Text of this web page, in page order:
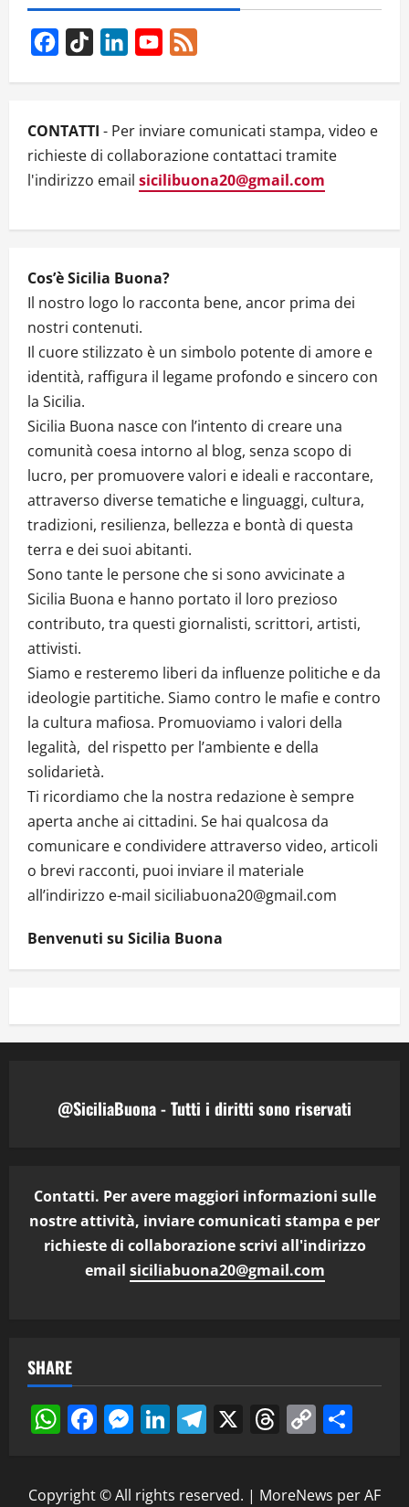
a
o
n
Facebook
TikTok LinkedInYouTube
CONTATTI - Per inviare comunicati stampa, video e
richieste di collaborazione contattaci tramite
l'indirizzo email sicilibuona20@gmail.com
Cos’è Sicilia Buona?
Il nostro logo lo racconta bene, ancor prima dei
nostri contenuti.
Il cuore stilizzato è un simbolo potente di amore e
identità, raffigura il legame profondo e sincero con
la Sicilia.
Sicilia Buona nasce con l’intento di creare una
comunità coesa intorno al blog, senza scopo di
lucro, per promuovere valori e ideali e raccontare,
attraverso diverse tematiche e linguaggi, cultura,
tradizioni, resilienza, bellezza e bontà di questa
terra e dei suoi abitanti.
Sono tante le persone che si sono avvicinate a
Sicilia Buona e hanno portato il loro prezioso
contributo, tra questi giornalisti, scrittori, artisti,
attivisti.
Siamo e resteremo liberi da influenze politiche e da
ideologie partitiche. Siamo contro le mafie e contro
la cultura mafiosa. Promuoviamo i valori della
legalità, del rispetto per l’ambiente e della
solidarietà.
Ti ricordiamo che la nostra redazione è sempre
aperta anche ai cittadini. Se hai qualcosa da
comunicare e condividere attraverso video, articoli
o brevi racconti, puoi inviare il materiale
all’indirizzo e-mail siciliabuona20@gmail.com
Benvenuti su Sicilia Buona
@SiciliaBuona - Tutti i diritti sono riservati
Contatti. Per avere maggiori informazioni sulle
nostre attività, inviare comunicati stampa e per
richieste di collaborazione scrivi all'indirizzo
email siciliabuona20@gmail.com
SHARE
WhatsApp
Facebook
Messenger
LinkedIn
Telegram
X Threads
Copy
Link
Copyright © All rights reserved. | MoreNews per AF